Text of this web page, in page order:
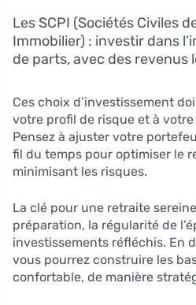
Les SCPI (Sociétés Civiles
Immobilier) : investir dans
de parts, avec des revenus
Ces choix d’investissement
votre profil de risque et à
Pensez à ajuster votre
fil du temps pour optimiser le
minimisant les risques.
La clé pour une retraite
préparation, la régularité de
investissements réfléchis. En
vous pourrez construire les
confortable, de manière